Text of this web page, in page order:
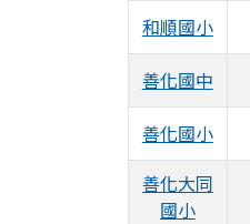
和順國小
善化國中
善化國小
善化大同
國小